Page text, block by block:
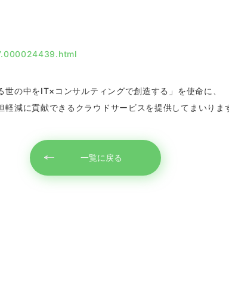
の中をIT×コンサルティングで創造する」を使命に、
軽減に貢献できるクラウドサービスを提供してまいりま
一覧に戻る